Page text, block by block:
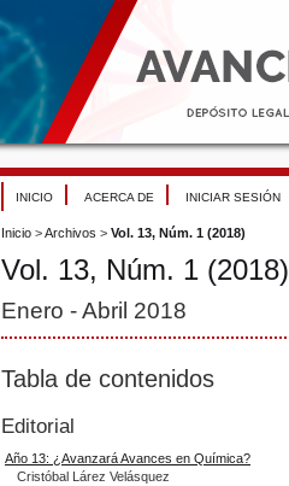
INICIO ACERCA DE INICIAR SESIÓN
Inicio >Archivos > Vol. 13, Núm. 1 (2018)
Vol. 13, Núm. 1 (2018)
Enero - Abril 2018
Tabla de contenidos
Editorial
Año 13: ¿Avanzará Avances en Química?
Cristóbal Lárez Velásquez